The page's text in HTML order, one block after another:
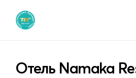
Отель Namaka